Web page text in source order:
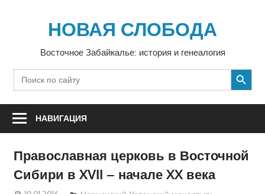
содержимомуНОВАЯ СЛОБОДА
Восточное Забайкалье: история и генеалогия
Search
for:
SEARCH BUTTON
НАВИГАЦИЯ
Православная церковь в Восточной
Сибири в XVII – начале XX века